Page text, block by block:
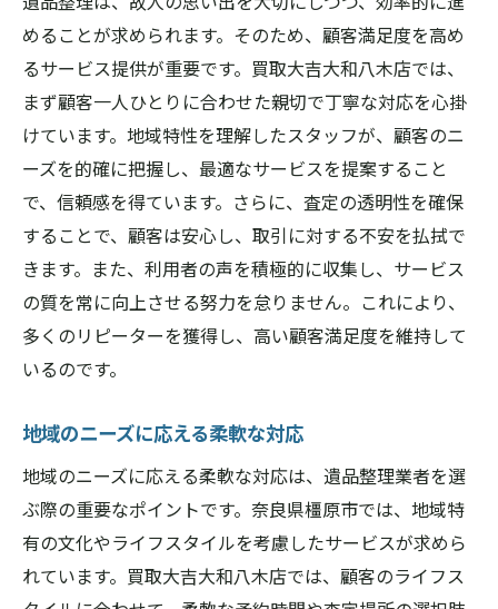
めることが求められます。そのため、顧客満足度を高め
るサービス提供が重要です。買取大吉大和八木店では、
まず顧客一人ひとりに合わせた親切で丁寧な対応を心掛
けています。地域特性を理解したスタッフが、顧客のニ
ーズを的確に把握し、最適なサービスを提案すること
で、信頼感を得ています。さらに、査定の透明性を確保
することで、顧客は安心し、取引に対する不安を払拭で
きます。また、利用者の声を積極的に収集し、サービス
の質を常に向上させる努力を怠りません。これにより、
多くのリピーターを獲得し、高い顧客満足度を維持して
いるのです。
地域のニーズに応える柔軟な対応
地域のニーズに応える柔軟な対応は、遺品整理業者を選
ぶ際の重要なポイントです。奈良県橿原市では、地域特
有の文化やライフスタイルを考慮したサービスが求めら
れています。買取大吉大和八木店では、顧客のライフス